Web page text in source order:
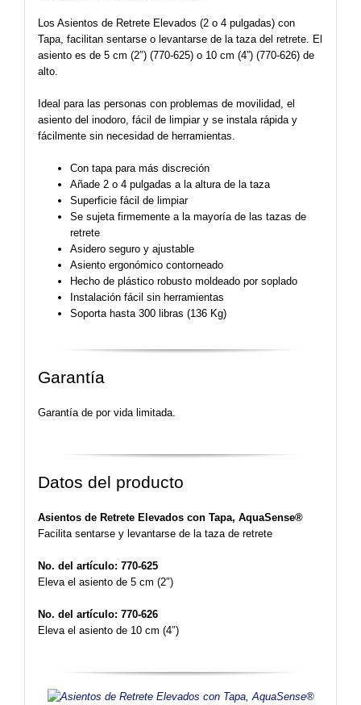
Los Asientos de Retrete Elevados (2 o 4 pulgadas) con
Tapa, facilitan sentarse o levantarse de la taza del retrete. El
asiento es de 5 cm (2″) (770-625) o 10 cm (4”) (770-626) de
alto.
Ideal para las personas con problemas de movilidad, el
asiento del inodoro, fácil de limpiar y se instala rápida y
fácilmente sin necesidad de herramientas.
Con tapa para más discreción
Añade 2 o 4 pulgadas a la altura de la taza
Superficie fácil de limpiar
Se sujeta firmemente a la mayoría de las tazas de
retrete
Asidero seguro y ajustable
Asiento ergonómico contorneado
Hecho de plástico robusto moldeado por soplado
Instalación fácil sin herramientas
Soporta hasta 300 libras (136 Kg)
Garantía
Garantía de por vida limitada.
Datos del producto
Asientos de Retrete Elevados con Tapa, AquaSense®
Facilita sentarse y levantarse de la taza de retrete
No. del artículo: 770-625
Eleva el asiento de 5 cm (2″)
No. del artículo: 770-626
Eleva el asiento de 10 cm (4″)